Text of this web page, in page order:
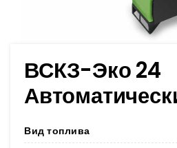
ВСКЗ-Эко 24
Вид топлива